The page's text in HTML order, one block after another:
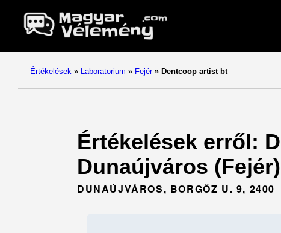
Értékelések » Laboratorium » Fejér » Dentcoop artist bt
Értékelések erről:
Dunaújváros
DUNAÚJVÁROS, BORGŐZ U. 9, 2400